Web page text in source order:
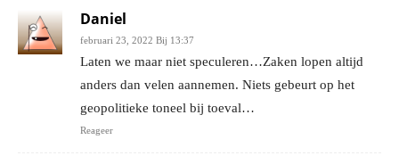
Daniel
februari 23, 2022 Bij 13:37
Laten we maar niet speculeren…Zaken lopen altijd
anders dan velen aannemen. Niets gebeurt op het
geopolitieke toneel bij toeval…
Reageer